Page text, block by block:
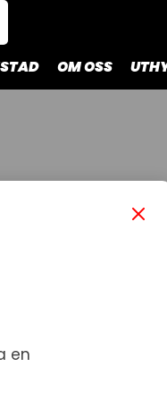
OM OSS
en